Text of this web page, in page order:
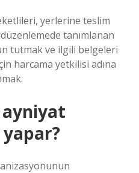
yerlerine teslim
tanımlanan
tutmak ve ilgili belgeleri
harcama yetkilisi adına
ayniyat
yapar?